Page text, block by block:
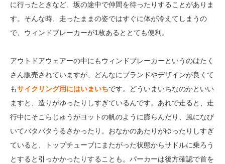
に行ったときなど、坂の途中で仲間を待ったりすることがありま
す。そんな時、走ったままの姿ではすぐに体が冷えてしまうの
で、ウィンドブレーカーが1枚あるととても便利。
アウトドアウェアーの中にもウィンドブレーカーというのはたく
さん販売されていますが、どんなにブランドやデザインが良くて
もサイクリング用にはいまいちです。どういまいちなのかといい
ますと、造りがゆったりしすぎているんです。あれで走ると、走
行中にそこらじゅうがヨットの帆のように膨らんだり、風になび
いてバタバタうるさかったり。おなかのあたりがゆったりしすぎ
ていると、トップチューブにまたがった状態からサドルに乗ろう
とすると引っかかったりすることも。パーカーは後方確認で首を